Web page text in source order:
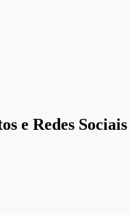
e Redes Sociais